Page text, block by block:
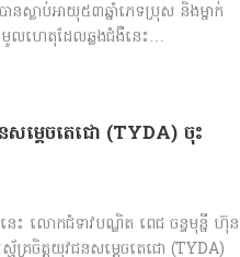
លាប់អាយុ៥៣ឆ្នាំភេទប្រុស​ និងម្នាក់
មូលហេតុ​ដែលឆ្លងជំងឺនេះ​…
សម្ដេចតេជោ (TYDA) ចុះ
េះ លោកជំទាវបណ្ឌិត ពេជ ចន្ទមុន្នី ហ៊ុន
គ្រចិត្តយុវជនសម្ដេចតេជោ (TYDA)